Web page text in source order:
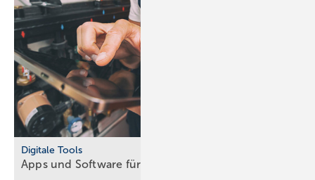
Digitale Tools
Apps und Soft­ware für Hand­werker und